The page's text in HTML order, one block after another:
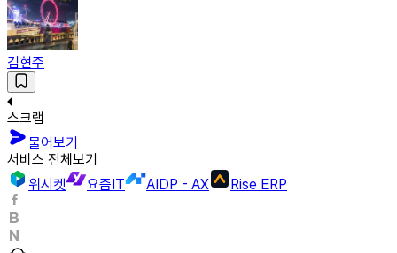
김현주
스크랩
물어보기
서비스 전체보기
위시켓
요즘IT AIDP - AX Rise ERP